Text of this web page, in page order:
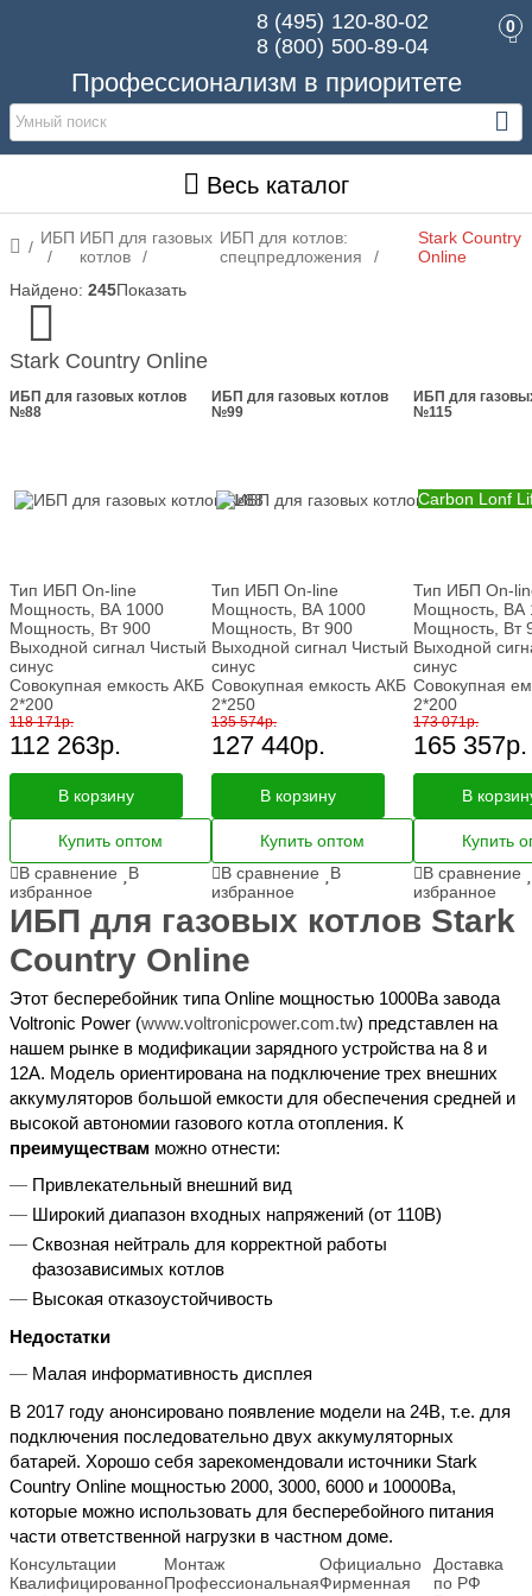
Профессионализм в приоритете
8 (495) 120-80-02
8 (800) 500-89-04
0
Весь каталог
ИБП ИБП для газовых
котлов
ИБП для котлов:
спецпредложения
Stark Country
Online
Цена,
от до
Тип
Вес,
изготовления
Показать (3)
Сброс
Найдено: 245Показать
Stark Country Online
ИБП для газовых котлов
№88
Тип ИБП On-line
Мощность, ВА 1000
Мощность, Вт 900
Выходной сигнал Чистый
синус
Совокупная емкость АКБ
2*200
118 171р.
112 263р.
В корзину
Купить оптом
В сравнение
В
избранное
ИБП для газовых котлов
№99
Тип ИБП On-line
Мощность, ВА 1000
Мощность, Вт 900
Выходной сигнал Чистый
синус
Совокупная емкость АКБ
2*250
135 574р.
127 440р.
В корзину
Купить оптом
В сравнение
В
избранное
ИБП для
№115
Carbon Lonf
Тип ИБП On-
Мощность, ВА
Мощность, Вт
Выходной
синус
Совокупная
2*200
173 071р.
165 357р.
В
Купить
В сравнение
избранное
ИБП для газовых котлов Stark
Country Online
Этот бесперебойник типа Online мощностью 1000Ва завода
Voltronic Power (www.voltronicpower.com.tw) представлен на
нашем рынке в модификации зарядного устройства на 8 и
12А. Модель ориентирована на подключение трех внешних
аккумуляторов большой емкости для обеспечения средней и
высокой автономии газового котла отопления. К
преимуществам можно отнести:
Привлекательный внешний вид
Широкий диапазон входных напряжений (от 110В)
Сквозная нейтраль для корректной работы
фазозависимых котлов
Высокая отказоустойчивость
Недостатки
Малая информативность дисплея
В 2017 году анонсировано появление модели на 24В, т.е. для
подключения последовательно двух аккумуляторных
батарей. Хорошо себя зарекомендовали источники Stark
Country Online мощностью 2000, 3000, 6000 и 10000Ва,
которые можно использовать для бесперебойного питания
части ответственной нагрузки в частном доме.
Консультации
Квалифицированно
Монтаж
Профессиональная
Официально
Фирменная
Доставка
по РФ